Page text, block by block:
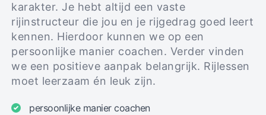
karakter. Je hebt altijd een vaste
rijinstructeur die jou en je rijgedrag goed leert
kennen. Hierdoor kunnen we op een
persoonlijke manier coachen. Verder vinden
we een positieve aanpak belangrijk. Rijlessen
moet leerzaam én leuk zijn.
persoonlijke manier coachen